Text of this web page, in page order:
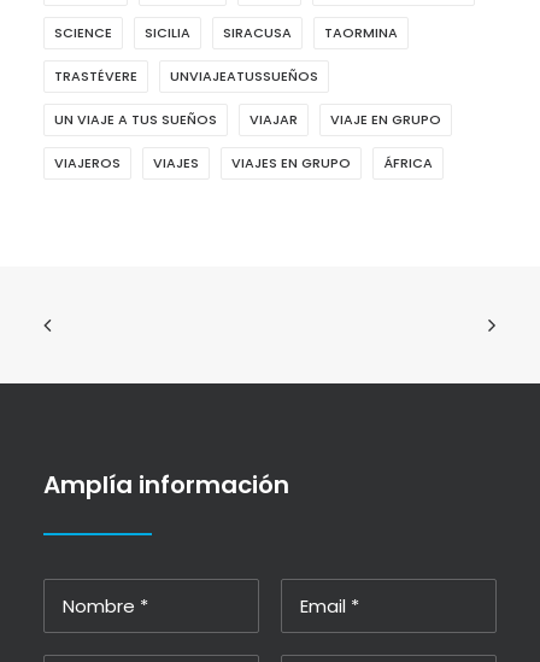
SCIENCE SICILIA SIRACUSA TAORMINA
TRASTÉVERE UNVIAJEATUSSUEÑOS
UN VIAJE A TUS SUEÑOS VIAJAR VIAJE EN GRUPO
VIAJEROS VIAJES VIAJES EN GRUPO ÁFRICA
Amplía información